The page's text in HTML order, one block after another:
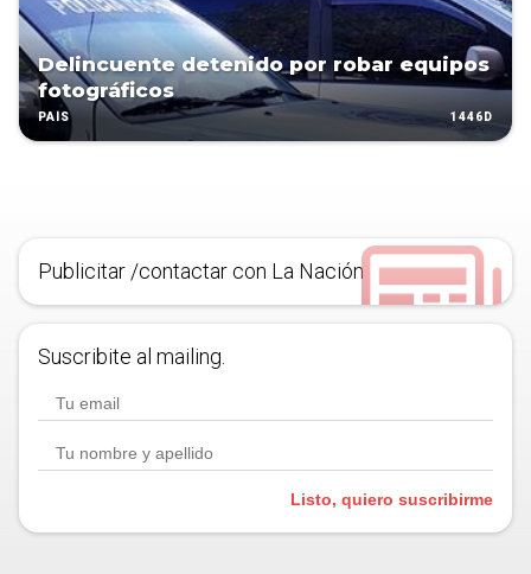
Delincuente detenido por robar equipos
fotográficos
PAÍS 1446D
Publicitar /contactar con La Nación
Suscribite al mailing.
Listo, quiero suscribirme